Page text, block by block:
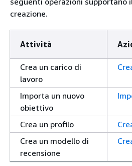
creazione.
Attività
Crea un carico di
lavoro
Importa un nuovo
obiettivo
Crea un profilo
Crea un modello di
recensione